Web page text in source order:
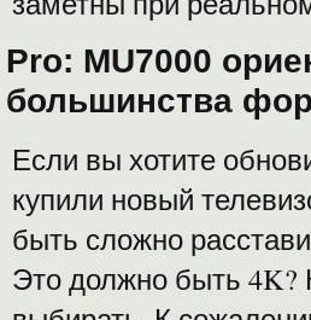
Pro: MU7000
большинства
Если вы хотите
купили новый
быть сложно
Это должно быть 4K?